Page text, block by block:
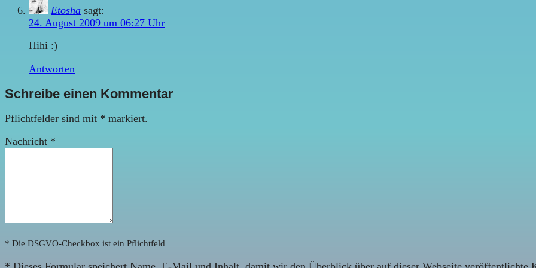
Etosha sagt:
24. August 2009 um 06:27 Uhr
Hihi :)
Antworten
Schreibe einen Kommentar
Pflichtfelder sind mit * markiert.
Nachricht *
* Die DSGVO-Checkbox ist ein Pflichtfeld